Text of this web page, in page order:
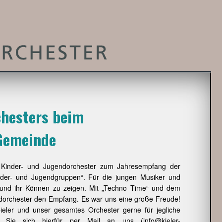
beim
und Jugendorchester zum Jahresempfang der
und Jugendgruppen“. Für die jungen Musiker und
ihr Können zu zeigen. Mit „Techno Time“ und dem
den Empfang. Es war uns eine große Freude!
und unser gesamtes Orchester gerne für jegliche